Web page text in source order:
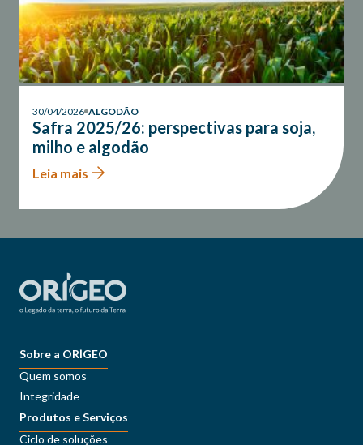
30/04/2026 ALGODÃO
Safra 2025/26: perspectivas para soja,
milho e algodão
Leia mais
Sobre a ORÍGEO
Quem somos
Integridade
Produtos e Serviços
Ciclo de soluções